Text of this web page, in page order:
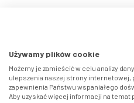
swój bon" na towary z oferty
, w ramach
eBonu uwzględnia fakt wyrażenia -
klienta- zgody na otrzymywanie
marketingowe, np. newsletter
wartość eBonu zostanie obniżona o
Pamiętaj, że eBony za
SIDI Center, produkty Castelli
Używamy plików cookie
Możemy je zamieścić w celu analizy
ulepszenia naszej strony internetowej,
zapewnienia Państwu wspaniałego
Aby uzyskać więcej informacji na